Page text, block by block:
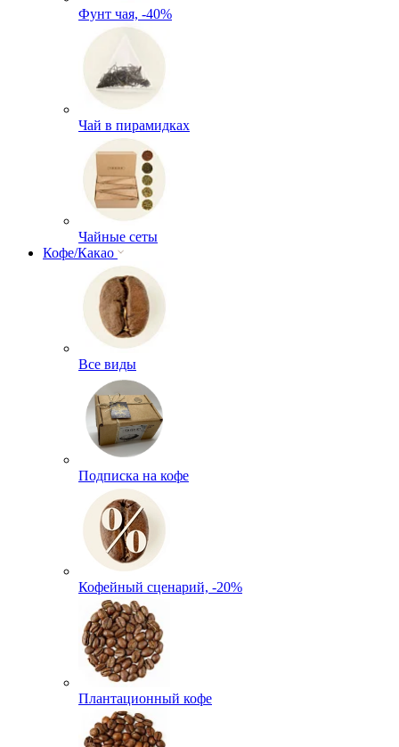
Фунт чая, -40%
Чай в пирамидках
Чайные сеты
Кофе/Какао
Все виды
Подписка на кофе
Кофейный сценарий, -20%
Плантационный кофе